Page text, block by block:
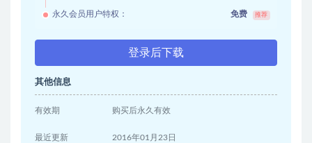
永久会员用户特权： 免费 推荐
登录后下载
其他信息
有效期 购买后永久有效
最近更新 2016年01月23日